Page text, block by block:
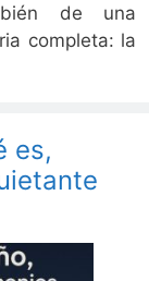
de una
completa: la
es,